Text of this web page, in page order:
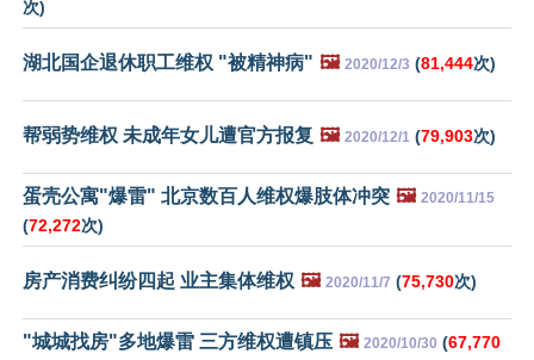
次)
湖北国企退休职工维权 "被精神病" 🖼️ 2020/12/3 (81,444次)
帮弱势维权 未成年女儿遭官方报复 🖼️ 2020/12/1 (79,903次)
蛋壳公寓"爆雷" 北京数百人维权爆肢体冲突 🖼️ 2020/11/15
(72,272次)
房产消费纠纷四起 业主集体维权 🖼️ 2020/11/7 (75,730次)
"城城找房"多地爆雷 三方维权遭镇压 🖼️ 2020/10/30 (67,770